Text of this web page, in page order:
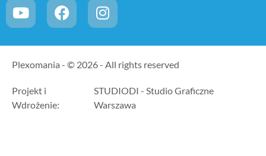
Plexomania - © 2026 - All rights reserved
Projekt i
Wdrożenie:
STUDIODI - Studio Graficzne
Warszawa